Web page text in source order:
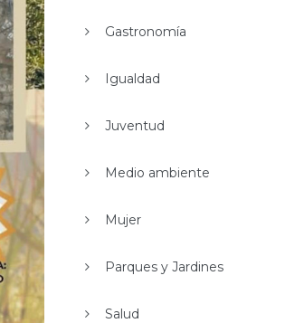
Gastronomía
Igualdad
Juventud
Medio ambiente
Mujer
Parques y Jardines
Salud